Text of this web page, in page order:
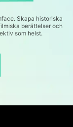
Skapa historiska
berättelser och
som helst.